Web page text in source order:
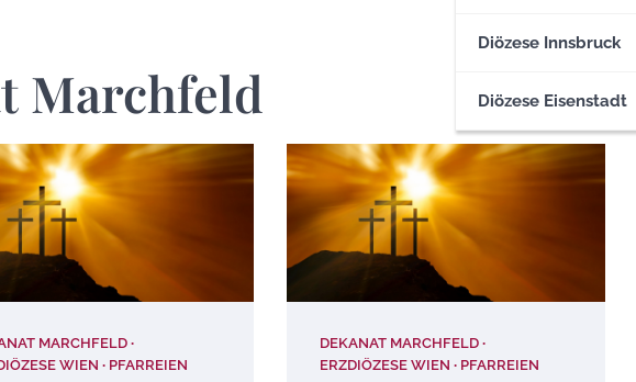
Diözese Innsbruck
Diözese Eisenstadt
Marchfeld
MARCHFELD
WIEN
PFARREIEN
DEKANAT MARCHFELD
ERZDIÖZESE WIEN
PFARREIEN